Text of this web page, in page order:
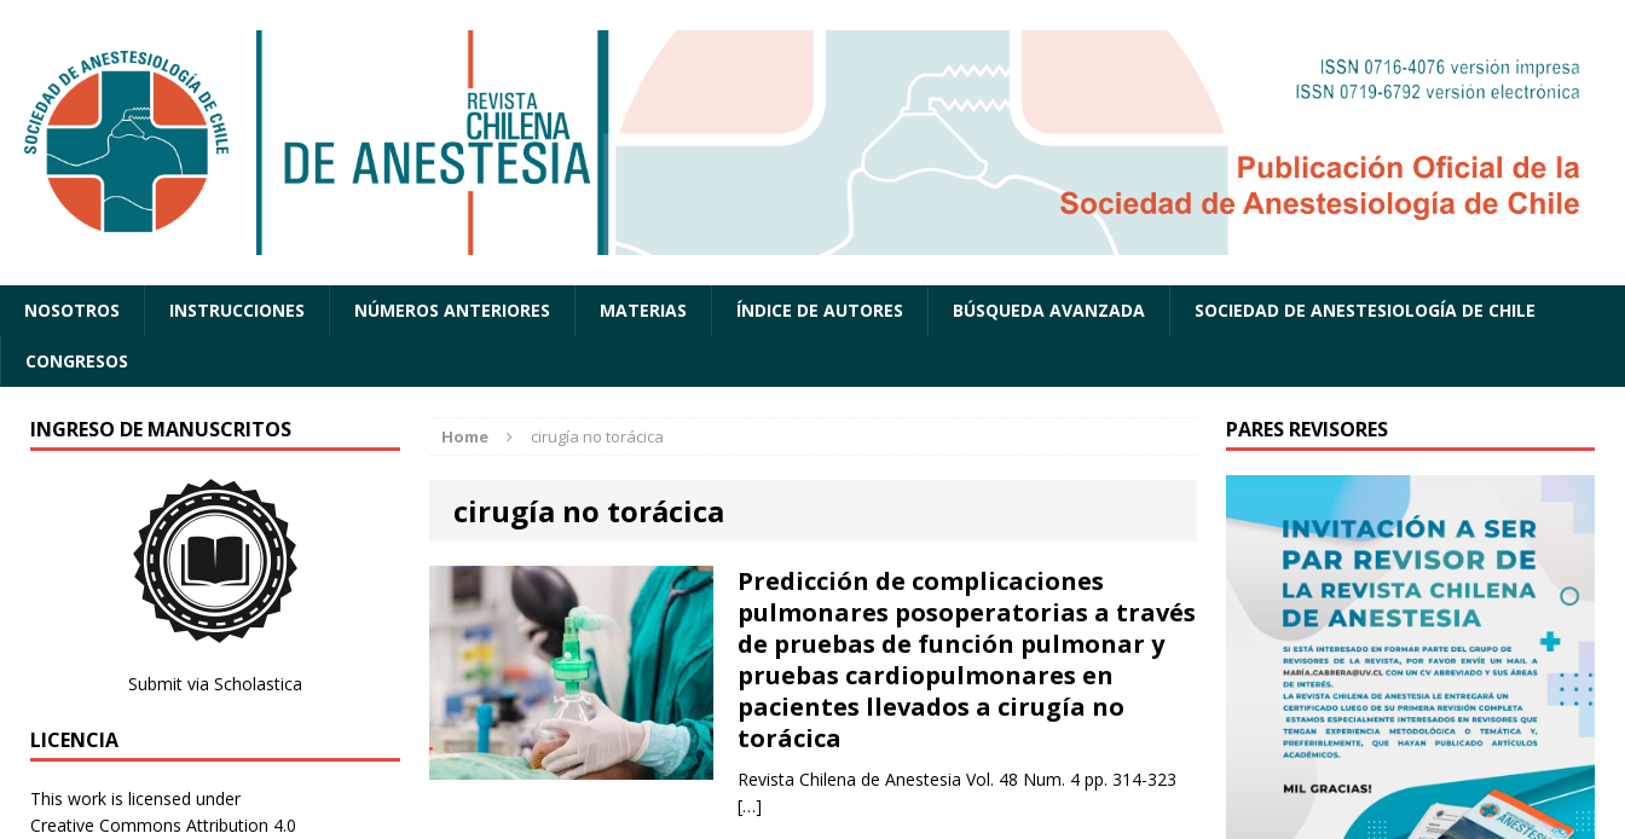
NOSOTROS INSTRUCCIONES NÚMEROS ANTERIORES MATERIAS ÍNDICE DE AUTORES BÚSQUEDA AVANZADA SOCIEDAD DE ANESTESIOLOGÍA DE CHILE
CONGRESOS
Home cirugía no torácica
cirugía no torácica
Predicción de complicaciones
pulmonares posoperatorias a través
de pruebas de función pulmonar y
pruebas cardiopulmonares en
pacientes llevados a cirugía no
torácica
Revista Chilena de Anestesia Vol. 48 Num. 4 pp. 314-323
[…]
INGRESO DE MANUSCRITOS
Submit via Scholastica
LICENCIA
This work is licensed under
Creative Commons Attribution 4.0
PARES REVISORES